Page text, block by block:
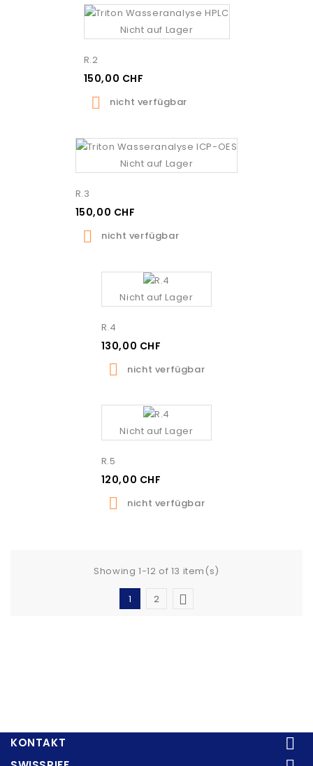
Nicht auf Lager
R.2
150,00 CHF
 nicht verfügbar
Nicht auf Lager
R.3
150,00 CHF
 nicht verfügbar
Nicht auf Lager
R.4
130,00 CHF
 nicht verfügbar
Nicht auf Lager
R.5
120,00 CHF
 nicht verfügbar
Showing 1-12 of 13 item(s)
1 2 
KONTAKT 